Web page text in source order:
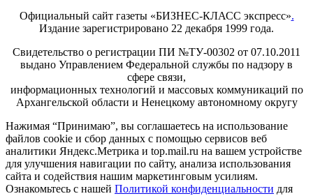
Официальный сайт газеты «БИЗНЕС-КЛАСС экспресс».
Издание зарегистрировано 22 декабря 1999 года.
Свидетельство о регистрации ПИ №ТУ-00302 от 07.10.2011
выдано Управлением Федеральной службы по надзору в
сфере связи,
информационных технологий и массовых коммуникаций по
Архангельской области и Ненецкому автономному округу
Нажимая “Принимаю”, вы соглашаетесь на использование
файлов cookie и сбор данных с помощью сервисов веб
аналитики Яндекс.Метрика и top.mail.ru на вашем устройстве
для улучшения навигации по сайту, анализа использования
сайта и содействия нашим маркетинговым усилиям.
Ознакомьтесь с нашей Политикой конфиденциальности для